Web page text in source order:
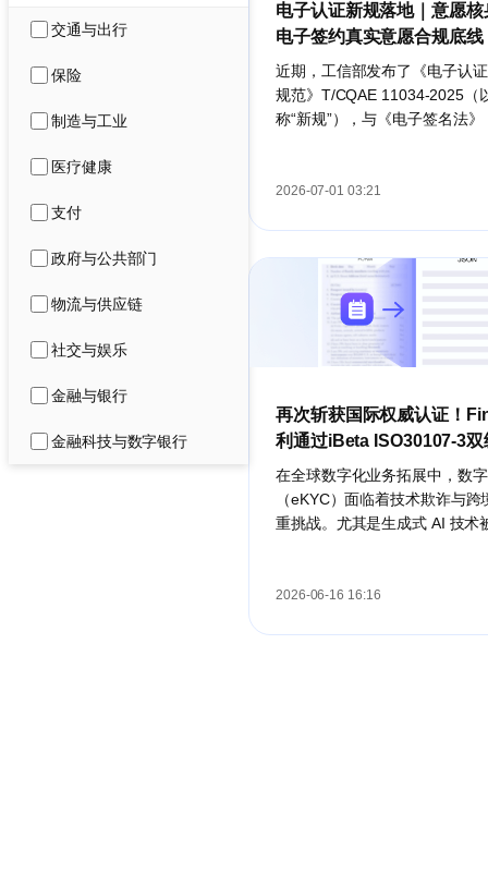
交通与出行
保险
制造与工业
医疗健康
支付
政府与公共部门
物流与供应链
社交与娱乐
金融与银行
金融科技与数字银行
电子认证新规落地｜意愿
电子签约真实意愿合规底线
近期，工信部发布了《电子认
规范》T/CQAE 11034-2025（
称“新规”），与《电子签名法
流程规范、全程可溯、权责清
2026-07-01 03:21
再次斩获国际权威认证！
利通过iBeta ISO30107-3双
安全测试
在全球数字化业务拓展中，数
（eKYC）面临着技术欺诈与跨
重挑战。尤其是生成式 AI 技术
及国际金融机构的风险控制提
2026-06-16 16:16